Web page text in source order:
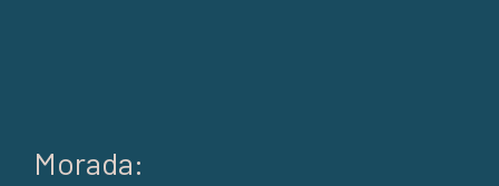
Morada: